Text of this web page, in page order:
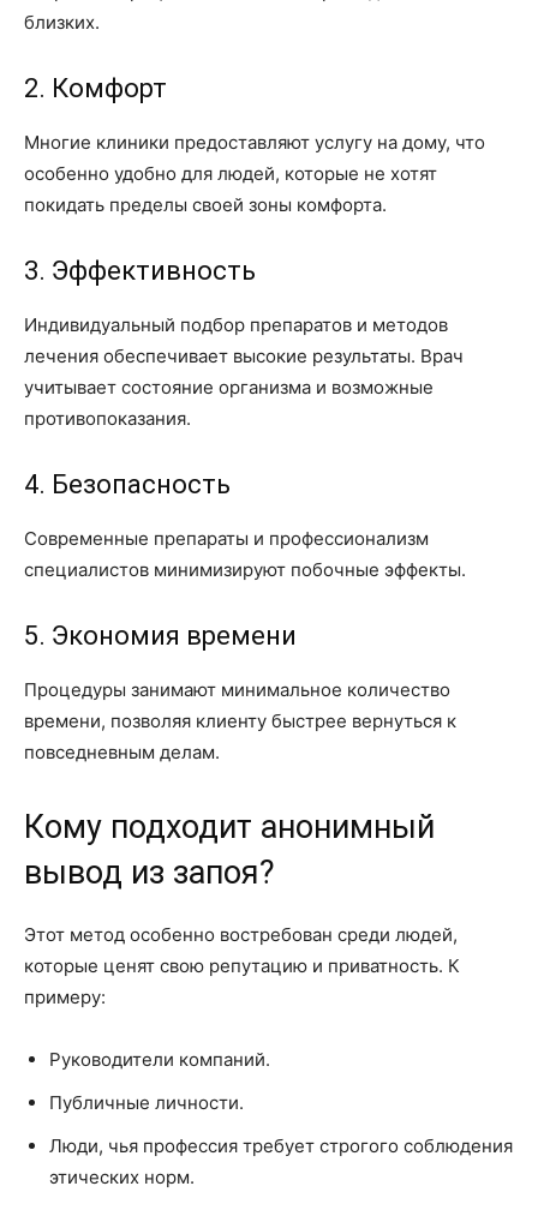
близких.
2. Комфорт
Многие клиники предоставляют услугу на дому, что
особенно удобно для людей, которые не хотят
покидать пределы своей зоны комфорта.
3. Эффективность
Индивидуальный подбор препаратов и методов
лечения обеспечивает высокие результаты. Врач
учитывает состояние организма и возможные
противопоказания.
4. Безопасность
Современные препараты и профессионализм
специалистов минимизируют побочные эффекты.
5. Экономия времени
Процедуры занимают минимальное количество
времени, позволяя клиенту быстрее вернуться к
повседневным делам.
Кому подходит анонимный
вывод из запоя?
Этот метод особенно востребован среди людей,
которые ценят свою репутацию и приватность. К
примеру:
Руководители компаний.
Публичные личности.
Люди, чья профессия требует строгого соблюдения
этических норм.